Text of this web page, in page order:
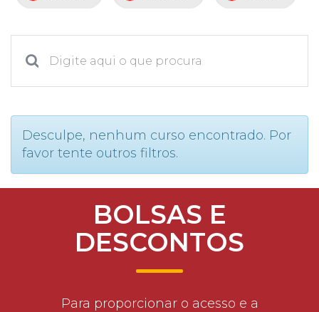
Calendário acadêmico
Internacionalização
UATI
Desculpe, nenhum curso encontrado. Por
favor tente outros filtros.
BOLSAS E
DESCONTOS
Para proporcionar o acesso e a